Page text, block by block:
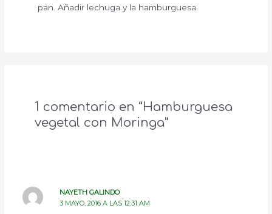
pan. Añadir lechuga y la hamburguesa.
1 comentario en “Hamburguesa
vegetal con Moringa”
NAYETH GALINDO
3 MAYO, 2016 A LAS 12:31 AM